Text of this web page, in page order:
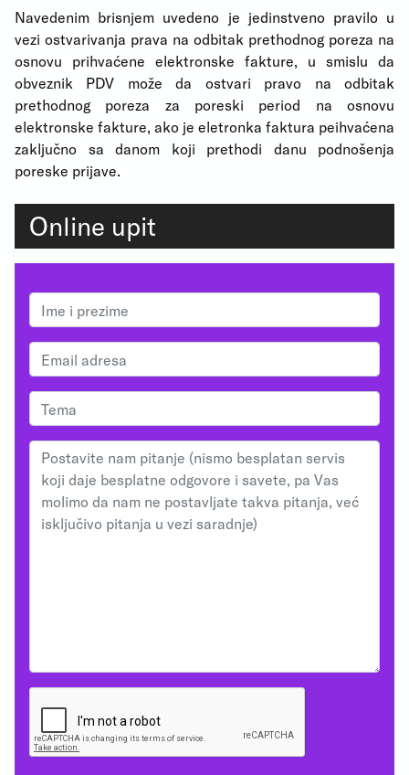
Navedenim brisnjem uvedeno je jedinstveno pravilo u
vezi ostvarivanja prava na odbitak prethodnog poreza na
osnovu prihvaćene elektronske fakture, u smislu da
obveznik PDV može da ostvari pravo na odbitak
prethodnog poreza za poreski period na osnovu
elektronske fakture, ako je eletronka faktura peihvaćena
zaključno sa danom koji prethodi danu podnošenja
poreske prijave.
Online upit